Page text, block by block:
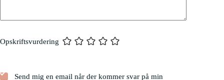
Opskriftsvurdering
Send mig en email når der kommer svar på min